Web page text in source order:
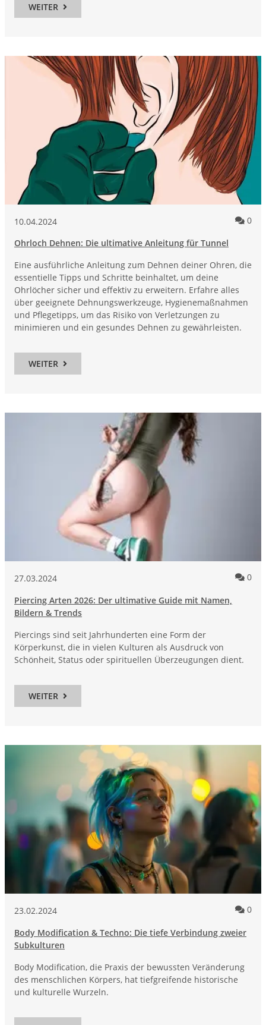
WEITER
10.04.2024 0
Ohrloch Dehnen: Die ultimative Anleitung für Tunnel
Eine ausführliche Anleitung zum Dehnen deiner Ohren, die
essentielle Tipps und Schritte beinhaltet, um deine
Ohrlöcher sicher und effektiv zu erweitern. Erfahre alles
über geeignete Dehnungswerkzeuge, Hygienemaßnahmen
und Pflegetipps, um das Risiko von Verletzungen zu
minimieren und ein gesundes Dehnen zu gewährleisten.
WEITER
27.03.2024 0
Piercing Arten 2026: Der ultimative Guide mit Namen,
Bildern & Trends
Piercings sind seit Jahrhunderten eine Form der
Körperkunst, die in vielen Kulturen als Ausdruck von
Schönheit, Status oder spirituellen Überzeugungen dient.
WEITER
23.02.2024 0
Body Modification & Techno: Die tiefe Verbindung zweier
Subkulturen
Body Modification, die Praxis der bewussten Veränderung
des menschlichen Körpers, hat tiefgreifende historische
und kulturelle Wurzeln.